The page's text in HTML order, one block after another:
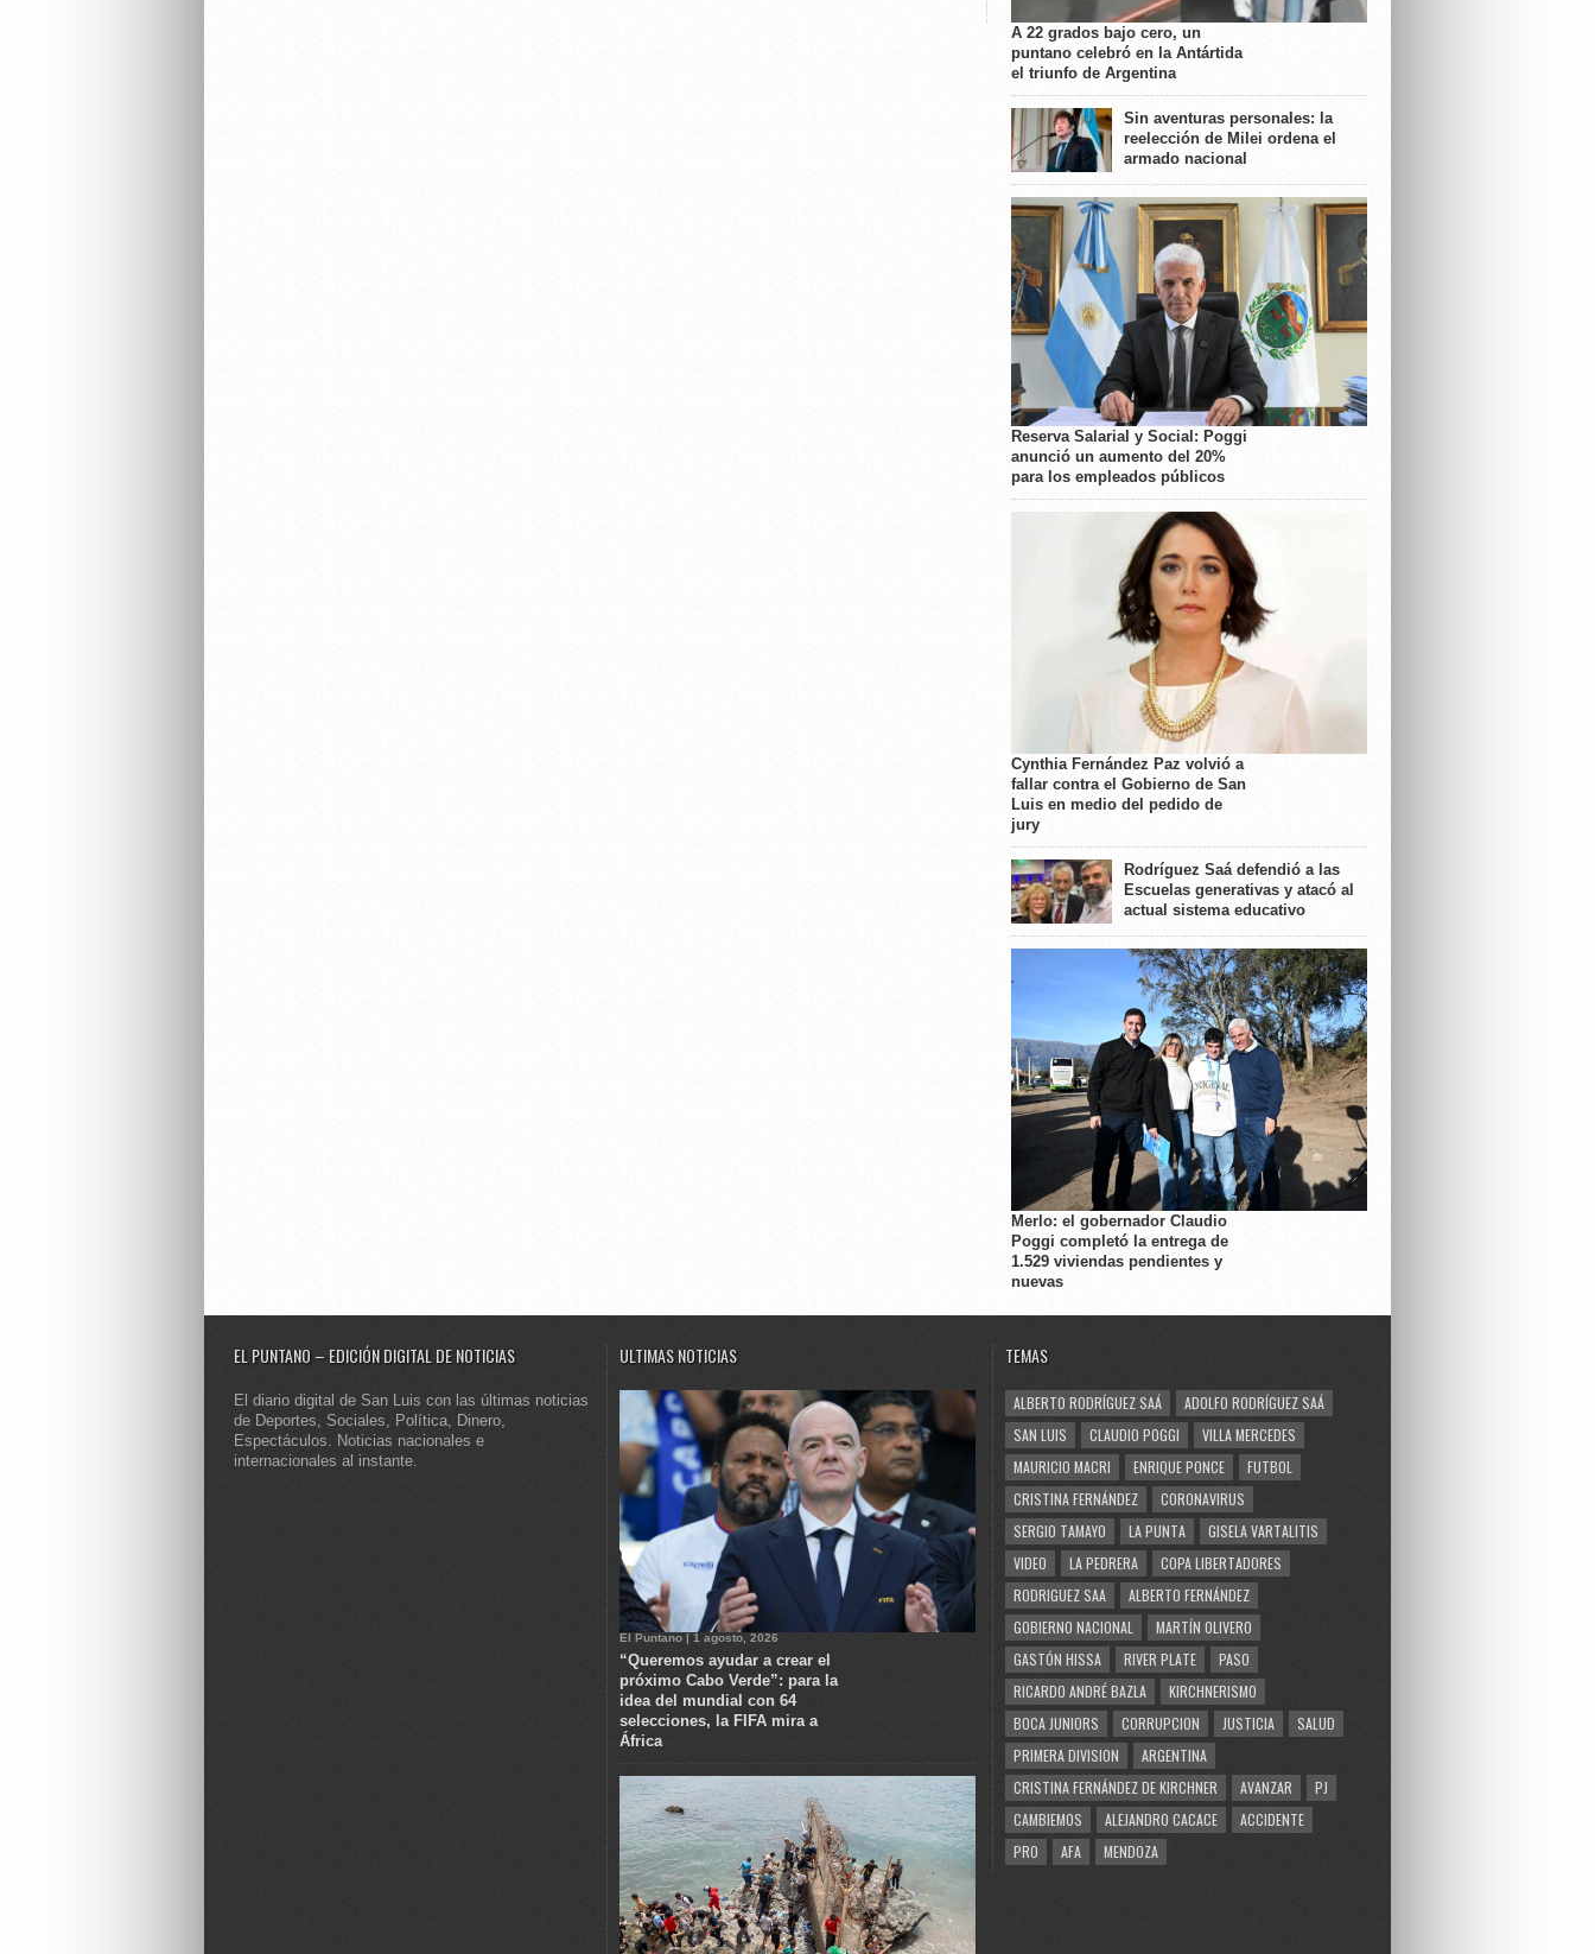
A 22 grados bajo cero, un
puntano celebró en la Antártida
el triunfo de Argentina
Sin aventuras personales: la
reelección de Milei ordena el
armado nacional
Reserva Salarial y Social: Poggi
anunció un aumento del 20%
para los empleados públicos
Cynthia Fernández Paz volvió a
fallar contra el Gobierno de San
Luis en medio del pedido de
jury
Rodríguez Saá defendió a las
Escuelas generativas y atacó al
actual sistema educativo
Merlo: el gobernador Claudio
Poggi completó la entrega de
1.529 viviendas pendientes y
nuevas
EL PUNTANO – EDICIÓN DIGITAL DE NOTICIAS
El diario digital de San Luis con las últimas noticias
de Deportes, Sociales, Política, Dinero,
Espectáculos. Noticias nacionales e
internacionales al instante.
ULTIMAS NOTICIAS
El Puntano | 1 agosto, 2026
“Queremos ayudar a crear el
próximo Cabo Verde”: para la
idea del mundial con 64
selecciones, la FIFA mira a
África
TEMAS
ALBERTO RODRÍGUEZ SAÁ
ADOLFO RODRÍGUEZ SAÁ
SAN LUIS
CLAUDIO POGGI
VILLA MERCEDES
MAURICIO MACRI
ENRIQUE PONCE
FUTBOL
CRISTINA FERNÁNDEZ
CORONAVIRUS
SERGIO TAMAYO
LA PUNTA
GISELA VARTALITIS
VIDEO
LA PEDRERA
COPA LIBERTADORES
RODRIGUEZ SAA
ALBERTO FERNÁNDEZ
GOBIERNO NACIONAL
MARTÍN OLIVERO
GASTÓN HISSA
RIVER PLATE
PASO
RICARDO ANDRÉ BAZLA
KIRCHNERISMO
BOCA JUNIORS
CORRUPCION JUSTICIA
SALUD
PRIMERA DIVISION
ARGENTINA
CRISTINA FERNÁNDEZ DE KIRCHNER
AVANZAR
PJ
CAMBIEMOS
ALEJANDRO CACACE
ACCIDENTE
PRO
AFA MENDOZA